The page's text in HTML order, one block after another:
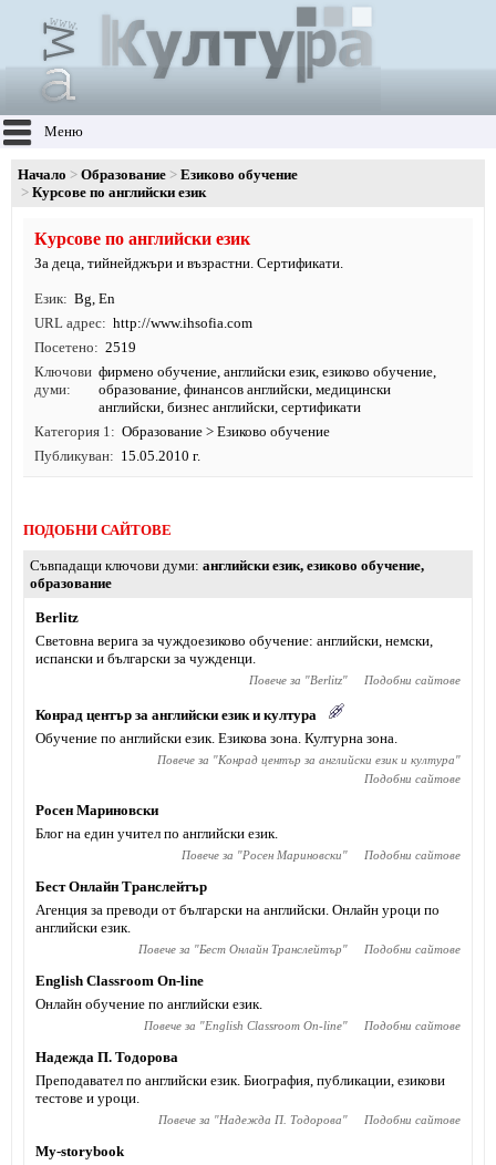
Меню
Начало Образование
Езиково обучение
Курсове по английски език
Курсове по английски език
За деца, тийнейджъри и възрастни. Сертификати.
Език Bg, En
URL адрес
http://www.ihsofia.com
Посетено
2519
Ключови
думи
фирмено обучение, английски език, езиково обучение,
образование, финансов английски, медицински
английски, бизнес английски, сертификати
Категория 1
Образование > Езиково обучение
Публикуван
15.05.2010 г.
ПОДОБНИ САЙТОВЕ
Съвпадащи ключови думи английски език, езиково обучение,
образование
Berlitz
Световна верига за чуждоезиково обучение: английски, немски,
испански и български за чужденци.
Повече за "Berlitz" Подобни сайтове
Конрад център за английски език и култура
Обучение по английски език. Езикова зона. Културна зона.
Повече за "Конрад център за английски език и култура"
Подобни сайтове
Росен Мариновски
Блог на един учител по английски език.
Повече за "Росен Мариновски" Подобни сайтове
Бест Онлайн Транслейтър
Агенция за преводи от български на английски. Онлайн уроци по
английски език.
Повече за "Бест Онлайн Транслейтър" Подобни сайтове
English Classroom On-line
Онлайн обучение по английски език.
Повече за "English Classroom On-line" Подобни сайтове
Надежда П. Тодорова
Преподавател по английски език. Биография, публикации, езикови
тестове и уроци.
Повече за "Надежда П. Тодорова" Подобни сайтове
My-storybook